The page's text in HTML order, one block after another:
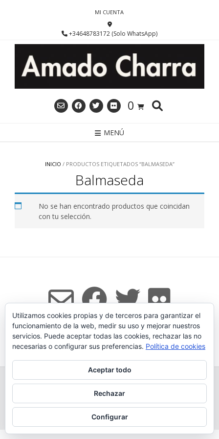
MI CUENTA
+34648783172 (Solo WhatsApp)
0
MENÚ
INICIO / PRODUCTOS ETIQUETADOS “BALMASEDA”
Balmaseda
No se han encontrado productos que coincidan
con tu selección.
Tema:Voguede Kaira
TODOS LOS PRODUCTOS LEGADO
QUESERÍA
GANADERÍA PROPIA
CONDICIONES DE COMPRA
AVISO LEGAL Y POLÍTICA DE PRIVACIDAD
POLÍTICA DE COOKIES
MÁS INFORMACIÓN SOBRE LAS COOKIES
Utilizamos cookies propias y de terceros para garantizar el
funcionamiento de la web, medir su uso y mejorar nuestros
servicios. Puede aceptar todas las cookies, rechazar las no
necesarias o configurar sus preferencias. Política de cookies
Aceptar todo
Rechazar
Configurar